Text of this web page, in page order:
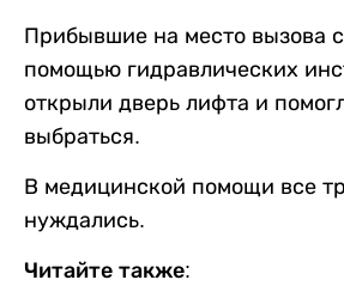
Прибывшие на место вызова
помощью гидравлических
открыли дверь лифта и
выбраться.
В медицинской помощи все
нуждались.
Читайте также: